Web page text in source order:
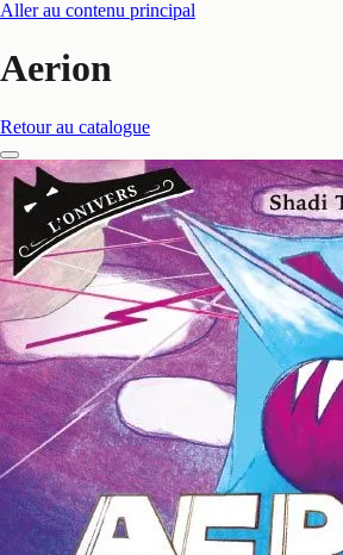
Aller au contenu principal
Aerion
Retour au catalogue